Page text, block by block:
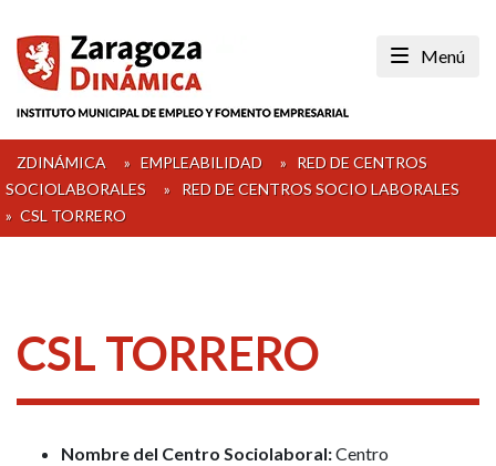
content
Menú
ZDINÁMICA » EMPLEABILIDAD » RED DE CENTROS
SOCIOLABORALES
»
RED DE CENTROS SOCIO LABORALES
» CSL TORRERO
CSL TORRERO
Nombre del Centro Sociolaboral:Centro